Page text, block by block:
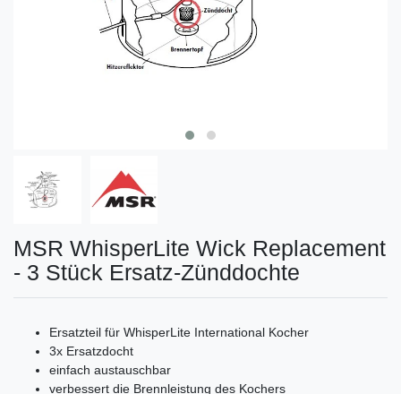
MSR WhisperLite Wick Replacement
- 3 Stück Ersatz-Zünddochte
Ersatzteil für WhisperLite International Kocher
3x Ersatzdocht
einfach austauschbar
verbessert die Brennleistung des Kochers